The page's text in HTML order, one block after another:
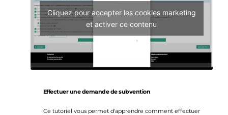
Cliquez pour accepter les cookies marketing
et activer ce contenu
Effectuer une demande de subvention
Ce tutoriel vous permet d'apprendre comment effectuer